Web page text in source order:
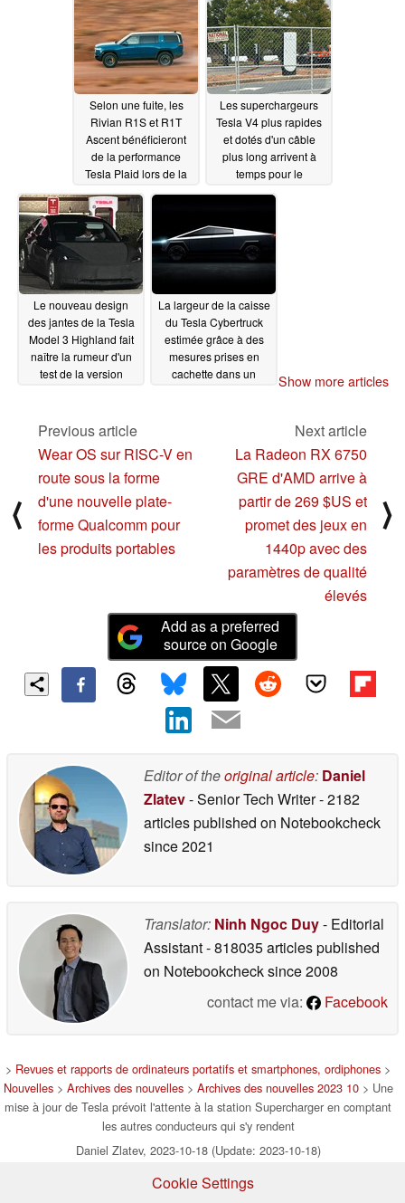
10/18/2023
Selon une fuite, les
Rivian R1S et R1T
Ascent bénéficieront
de la performance
Tesla Plaid lors de la
mise à jour de 2024
10/18/2023
Les superchargeurs
Tesla V4 plus rapides
et dotés d'un câble
plus long arrivent à
temps pour le
Cybertruck
Le nouveau design
des jantes de la Tesla
Model 3 Highland fait
naître la rumeur d'un
test de la version
La largeur de la caisse
du Tesla Cybertruck
estimée grâce à des
mesures prises en
cachette dans un
Show more articles
⟨
Previous article
Wear OS sur RISC-V en
route sous la forme
d'une nouvelle plate-
forme Qualcomm pour
les produits portables
Next article
La Radeon RX 6750
GRE d'AMD arrive à
partir de 269 $US et
promet des jeux en
1440p avec des
paramètres de qualité
élevés
⟩
Add as a preferred
source on Google
Editor of theoriginal article: Daniel
Zlatev- Senior Tech Writer- 2182
articles published on Notebookcheck
since 2021
Translator: Ninh Ngoc Duy- Editorial
Assistant- 818035 articles published
on Notebookchecksince 2008
contact me via:
Facebook
> Revues et rapports de ordinateurs portatifs et smartphones, ordiphones >
Nouvelles> Archives des nouvelles> Archives des nouvelles 2023 10> Une
mise à jour de Tesla prévoit l'attente à la station Supercharger en comptant
les autres conducteurs qui s'y rendent
Daniel Zlatev, 2023-10-18 (Update: 2023-10-18)
Cookie Settings